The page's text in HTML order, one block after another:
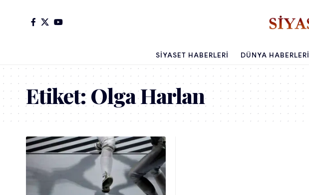
SIYASET HABERLERI DÜNYA HABERLERI
Etiket:Olga Harlan